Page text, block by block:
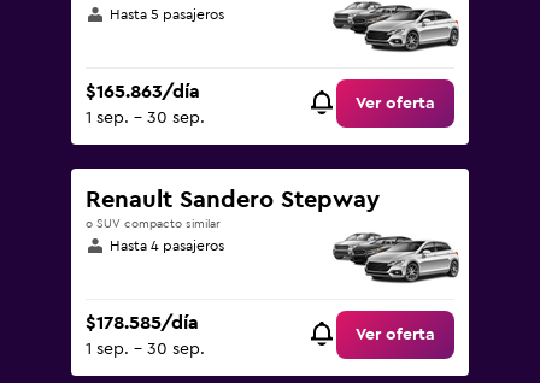
Hasta 5 pasajeros
$165.863/día
1 sep. - 30 sep.
Ver oferta
Renault Sandero Stepway
o SUV compacto similar
Hasta 4 pasajeros
$178.585/día
1 sep. - 30 sep.
Ver oferta